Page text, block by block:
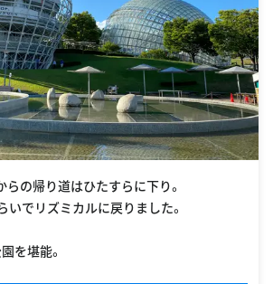
の帰り道はひたすらに下り。
いでリズミカルに戻りました。
を堪能。